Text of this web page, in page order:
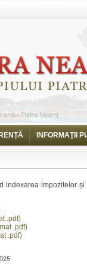
INFORMAŢII
indexarea impozitelor
.pdf)
.pdf)
.pdf)